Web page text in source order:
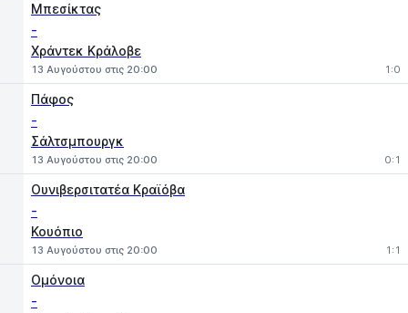
Μπεσίκτας
-
Χράντεκ Κράλοβε
13 Αυγούστου στις 20:00 1:0
Πάφος
-
Σάλτσμπουργκ
13 Αυγούστου στις 20:00 0:1
Ουνιβερσιτατέα Κραϊόβα
-
Κουόπιο
13 Αυγούστου στις 20:00 1:1
Ομόνοια
-